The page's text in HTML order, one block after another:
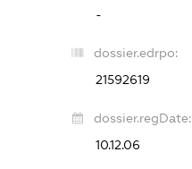
-
dossier.edrpo:
21592619
dossier.regDate:
10.12.06